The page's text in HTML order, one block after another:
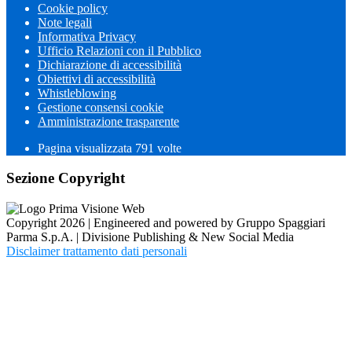
Cookie policy
Note legali
Informativa Privacy
Ufficio Relazioni con il Pubblico
Dichiarazione di accessibilità
Obiettivi di accessibilità
Whistleblowing
Gestione consensi cookie
Amministrazione trasparente
Pagina visualizzata 791 volte
Sezione Copyright
Copyright 2026 | Engineered and powered by Gruppo Spaggiari
Parma S.p.A. | Divisione Publishing & New Social Media
Disclaimer trattamento dati personali